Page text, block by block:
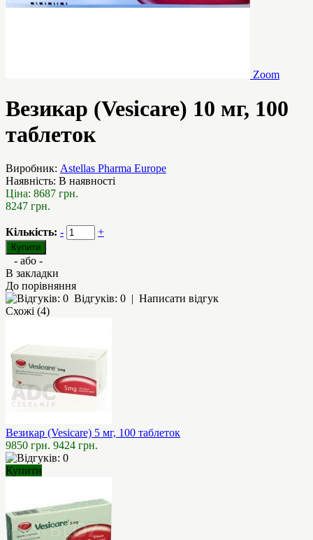
Zoom
Везикар (Vesicare) 10 мг, 100
таблеток
Виробник: Astellas Pharma Europe
Наявність: В наявності
Ціна: 8687 грн.
8247 грн.
Кількість: - +
- або -
В закладки
До порівняння
Відгуків: 0 | Написати відгук
Схожі (4)
Везикар (Vesicare) 5 мг, 100 таблеток
9850 грн. 9424 грн.
Купити